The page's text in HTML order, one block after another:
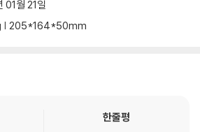
01월 21일
| 205*164*50mm
한줄평